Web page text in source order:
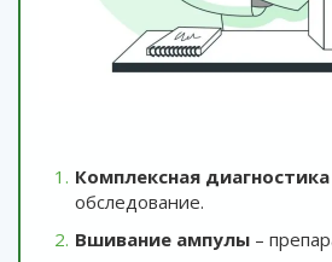
Комплексная диагностика
обследование.
Вшивание ампулы –